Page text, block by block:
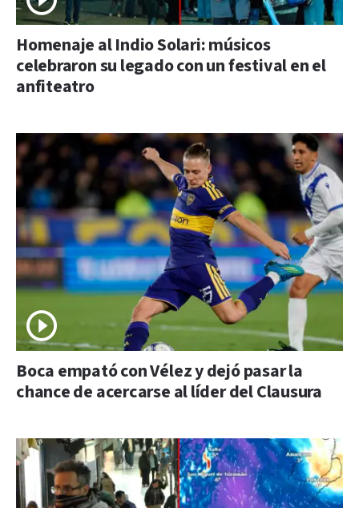
Homenaje al Indio Solari: músicos
celebraron su legado con un festival en el
anfiteatro
Boca empató con Vélez y dejó pasar la
chance de acercarse al líder del Clausura